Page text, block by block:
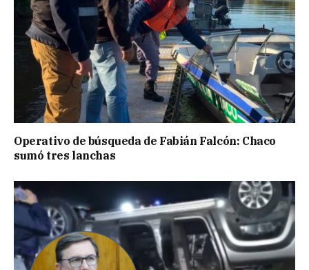
Operativo de búsqueda de Fabián Falcón: Chaco
sumó tres lanchas